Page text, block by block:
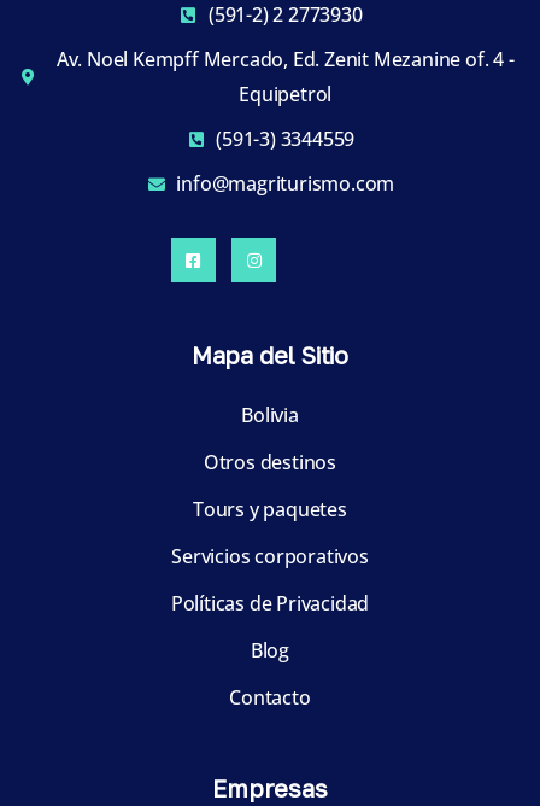
(591-2) 2 2773930
Av. Noel Kempff Mercado, Ed. Zenit Mezanine of. 4 -
Equipetrol
(591-3) 3344559
info@magriturismo.com
Mapa del Sitio
Bolivia
Otros destinos
Tours y paquetes
Servicios corporativos
Políticas de Privacidad
Blog
Contacto
Empresas